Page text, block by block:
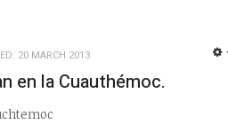
20 MARCH 2013
en la Cuauthémoc.